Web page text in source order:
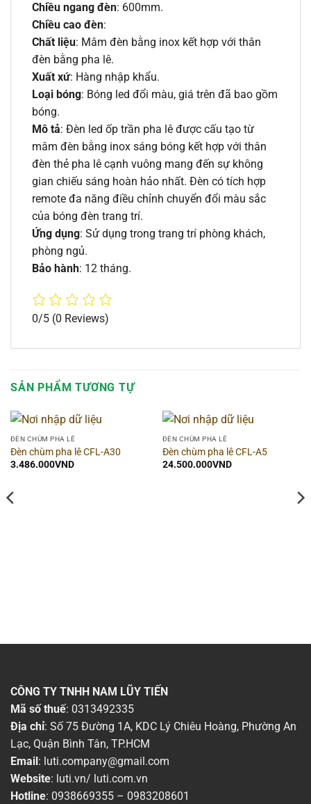
Chiều ngang đèn: 600mm.
Chiều cao đèn:
Chất liệu: Mâm đèn bằng inox kết hợp với thân
đèn bằng pha lê.
Xuất xứ: Hàng nhập khẩu.
Loại bóng: Bóng led đổi màu, giá trên đã bao gồm
bóng.
Mô tả: Đèn led ốp trần pha lê được cấu tạo từ
mâm đèn bằng inox sáng bóng kết hợp với thân
đèn thẻ pha lê cạnh vuông mang đến sự không
gian chiếu sáng hoàn hảo nhất. Đèn có tích hợp
remote đa năng điều chỉnh chuyển đổi màu sắc
của bóng đèn trang trí.
Ứng dụng: Sử dụng trong trang trí phòng khách,
phòng ngủ.
Bảo hành: 12 tháng.
0/5 (0 Reviews)
SẢN PHẨM TƯƠNG TỰ
ĐÈN CHÙM PHA LÊ
Đèn chùm pha lê CFL-A30
3.486.000VND
ĐÈN CHÙM PHA LÊ
Đèn chùm pha lê CFL-A5
24.500.000VND
CÔNG TY TNHH NAM LŨY TIẾN
Mã số thuế: 0313492335
Địa chỉ: Số 75 Đường 1A, KDC Lý Chiêu Hoàng, Phường An
Lạc, Quận Bình Tân, TP.HCM
Email : luti.company@gmail.com
Website: luti.vn/ luti.com.vn
Hotline: 0938669355 – 0983208601